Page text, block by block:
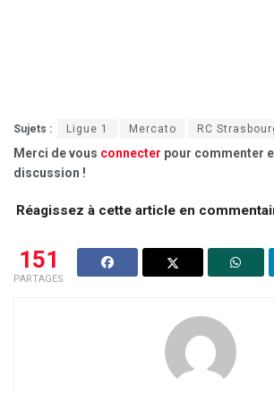
Sujets : Ligue 1 Mercato RC
Merci de vous connecter pour commenter
discussion !
Réagissez à cette article en
151
PARTAGES